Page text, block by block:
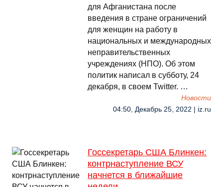
для Афганистана после
введения в стране ограничений
для женщин на работу в
национальных и международных
неправительственных
учреждениях (НПО). Об этом
политик написал в субботу, 24
декабря, в своем Twitter. …
Новости
04:50, Декабрь 25, 2022 | iz.ru
Госсекретарь США Блинкен:
контрнаступление ВСУ
начнется в ближайшие